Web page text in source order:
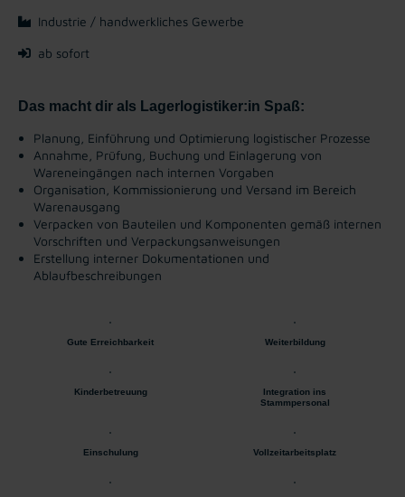
Industrie / handwerkliches Gewerbe
ab sofort
Das macht dir als Lagerlogistiker:in Spaß:
Planung, Einführung und Optimierung logistischer Prozesse
Annahme, Prüfung, Buchung und Einlagerung von
Wareneingängen nach internen Vorgaben
Organisation, Kommissionierung und Versand im Bereich
Warenausgang
Verpacken von Bauteilen und Komponenten gemäß internen
Vorschriften und Verpackungsanweisungen
Erstellung interner Dokumentationen und
Ablaufbeschreibungen
Gute Erreichbarkeit Weiterbildung
Kinderbetreuung
Integration ins
Stammpersonal
Einschulung Vollzeitarbeitsplatz